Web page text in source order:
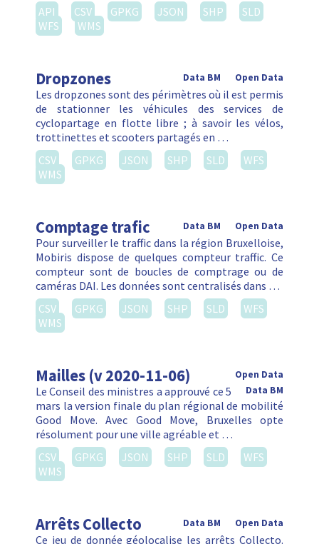
API
CSV GPKG JSON SHP
SLD
WFS
WMS
Dropzones Open Data
Data BM
Les dropzones sont des périmètres où il est permis
de stationner les véhicules des services de
cyclopartage en flotte libre ; à savoir les vélos,
trottinettes et scooters partagés en …
CSV
GPKG JSON SHP SLD
WFS
WMS
Comptage trafic Open Data
Data BM
Pour surveiller le traffic dans la région Bruxelloise,
Mobiris dispose de quelques compteur traffic. Ce
compteur sont de boucles de comptrage ou de
caméras DAI. Les données sont centralisés dans …
CSV
GPKG JSON SHP SLD
WFS
WMS
Mailles (v 2020-11-06)
Open Data
Data BM
Le Conseil des ministres a approuvé ce 5
mars la version finale du plan régional de mobilité
Good Move. Avec Good Move, Bruxelles opte
résolument pour une ville agréable et …
CSV
GPKG JSON SHP SLD
WFS
WMS
Arrêts Collecto Open Data
Data BM
Ce jeu de donnée géolocalise les arrêts Collecto.